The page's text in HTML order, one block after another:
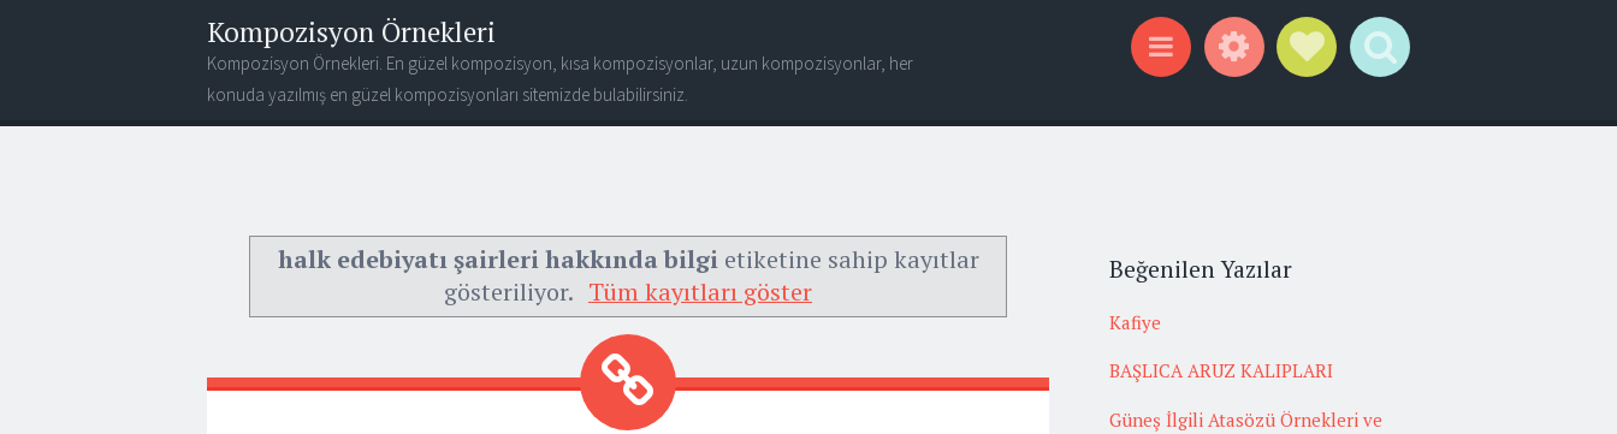
Kompozisyon Örnekleri
Kompozisyon Örnekleri. En güzel kompozisyon, kısa kompozisyonlar, uzun kompozisyonlar, her
konuda yazılmış en güzel kompozisyonları sitemizde bulabilirsiniz.
halk edebiyatı şairleri hakkında bilgietiketine sahip kayıtlar
gösteriliyor. Tüm kayıtları göster
Beğenilen Yazılar
Kafiye
BAŞLICA ARUZ KALIPLARI
Güneş İlgili Atasözü Örnekleri ve